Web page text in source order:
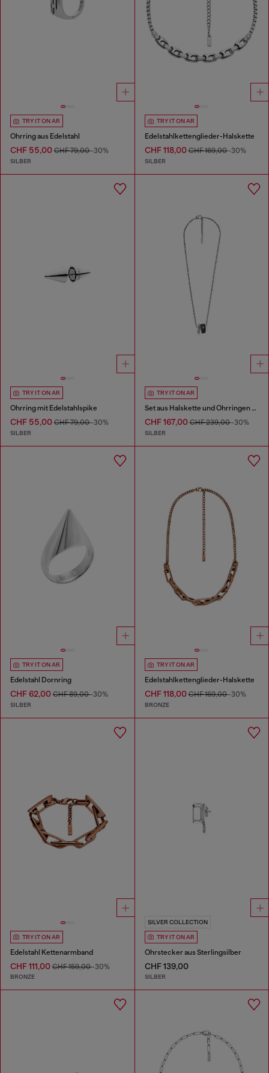
TRY IT ON AR
Ohrring aus Edelstahl
CHF 55,00 CHF 79,00-30%
SILBER
TRY IT ON AR
Edelstahlkettenglieder-Halskette
CHF 118,00CHF 169,00-30%
SILBER
TRY IT ON AR
Ohrring mit Edelstahlspike
CHF 55,00 CHF 79,00-30%
SILBER
TRY IT ON AR
Set aus Halskette und Ohrringen aus Edelstahl
CHF 167,00CHF 239,00-30%
SILBER
TRY IT ON AR
Edelstahl Dornring
CHF 62,00 CHF 89,00-30%
SILBER
TRY IT ON AR
Edelstahlkettenglieder-Halskette
CHF 118,00CHF 169,00-30%
BRONZE
TRY IT ON AR
Edelstahl Kettenarmband
CHF 111,00 CHF 159,00-30%
BRONZE
SILVER COLLECTION
TRY IT ON AR
Ohrstecker aus Sterlingsilber
CHF 139,00
SILBER